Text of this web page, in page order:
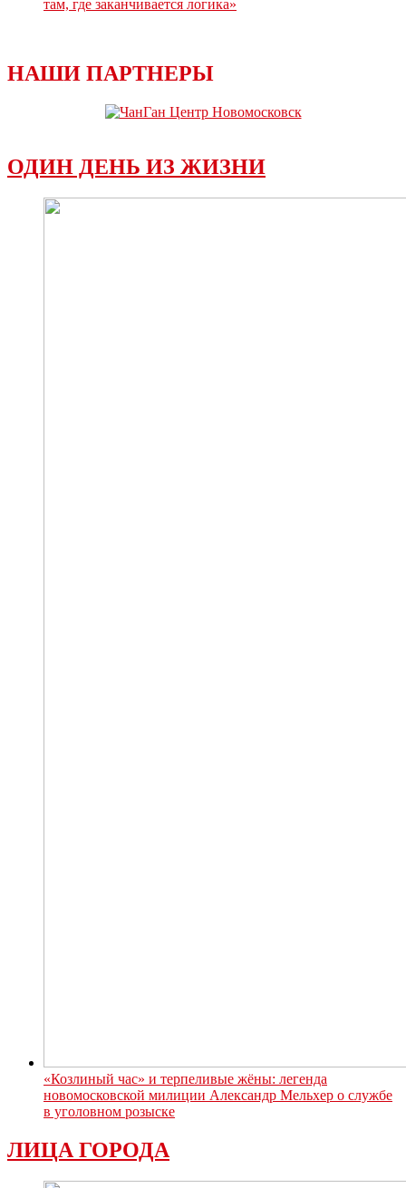
там, где заканчивается логика»
НАШИ ПАРТНЕРЫ
ОДИН ДЕНЬ ИЗ ЖИЗНИ
«Козлиный час» и терпеливые жёны: легенда
новомосковской милиции Александр Мельхер о службе
в уголовном розыске
ЛИЦА ГОРОДА